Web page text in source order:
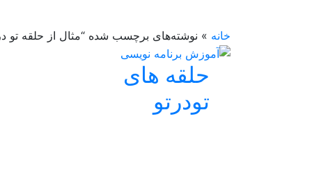
خانه » نوشته‌های برچسب شده “مثال از حلقه تو
حلقه های
تودرتو